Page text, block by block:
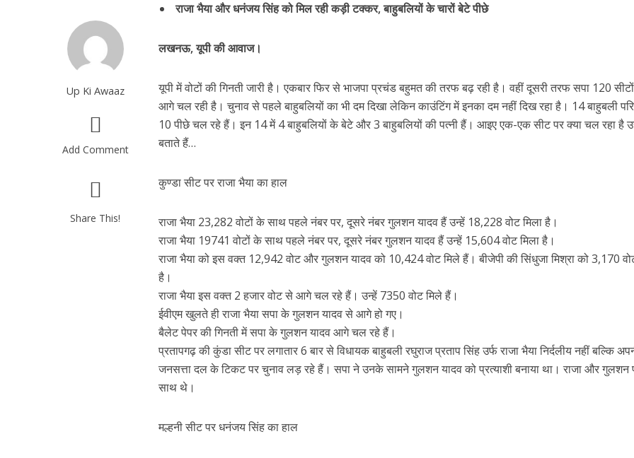
Up Ki Awaaz
Add Comment
Share This!
राजा भैया और धनंजय सिंह को मिल रही कड़ी टक्कर, बाहुबलियों के चारों बेटे पीछे
लखनऊ, यूपी की आवाज।
यूपी में वोटों की गिनती जारी है। एकबार फिर से भाजपा प्रचंड बहुमत की तरफ बढ़ रही है। वहीं दूसरी तरफ सपा 120
आगे चल रही है। चुनाव से पहले बाहुबलियों का भी दम दिखा लेकिन काउंटिंग में इनका दम नहीं दिख रहा है। 14 बाहुबली
10 पीछे चल रहे हैं। इन 14 में 4 बाहुबलियों के बेटे और 3 बाहुबलियों की पत्नी हैं। आइए एक-एक सीट पर क्या चल रहा है
बताते हैं…
कुण्डा सीट पर राजा भैया का हाल
राजा भैया 23,282 वोटों के साथ पहले नंबर पर, दूसरे नंबर गुलशन यादव हैं उन्हें 18,228 वोट मिला है।
राजा भैया 19741 वोटों के साथ पहले नंबर पर, दूसरे नंबर गुलशन यादव हैं उन्हें 15,604 वोट मिला है।
राजा भैया को इस वक्त 12,942 वोट और गुलशन यादव को 10,424 वोट मिले हैं। बीजेपी की सिंधुजा मिश्रा को 3,170
है।
राजा भैया इस वक्त 2 हजार वोट से आगे चल रहे हैं। उन्हें 7350 वोट मिले हैं।
ईवीएम खुलते ही राजा भैया सपा के गुलशन यादव से आगे हो गए।
बैलेट पेपर की गिनती में सपा के गुलशन यादव आगे चल रहे हैं।
प्रतापगढ़ की कुंडा सीट पर लगातार 6 बार से विधायक बाहुबली रघुराज प्रताप सिंह उर्फ राजा भैया निर्दलीय नहीं बल्कि
जनसत्ता दल के टिकट पर चुनाव लड़ रहे हैं। सपा ने उनके सामने गुलशन यादव को प्रत्याशी बनाया था। राजा और गुलशन
साथ थे।
मल्हनी सीट पर धनंजय सिंह का हाल